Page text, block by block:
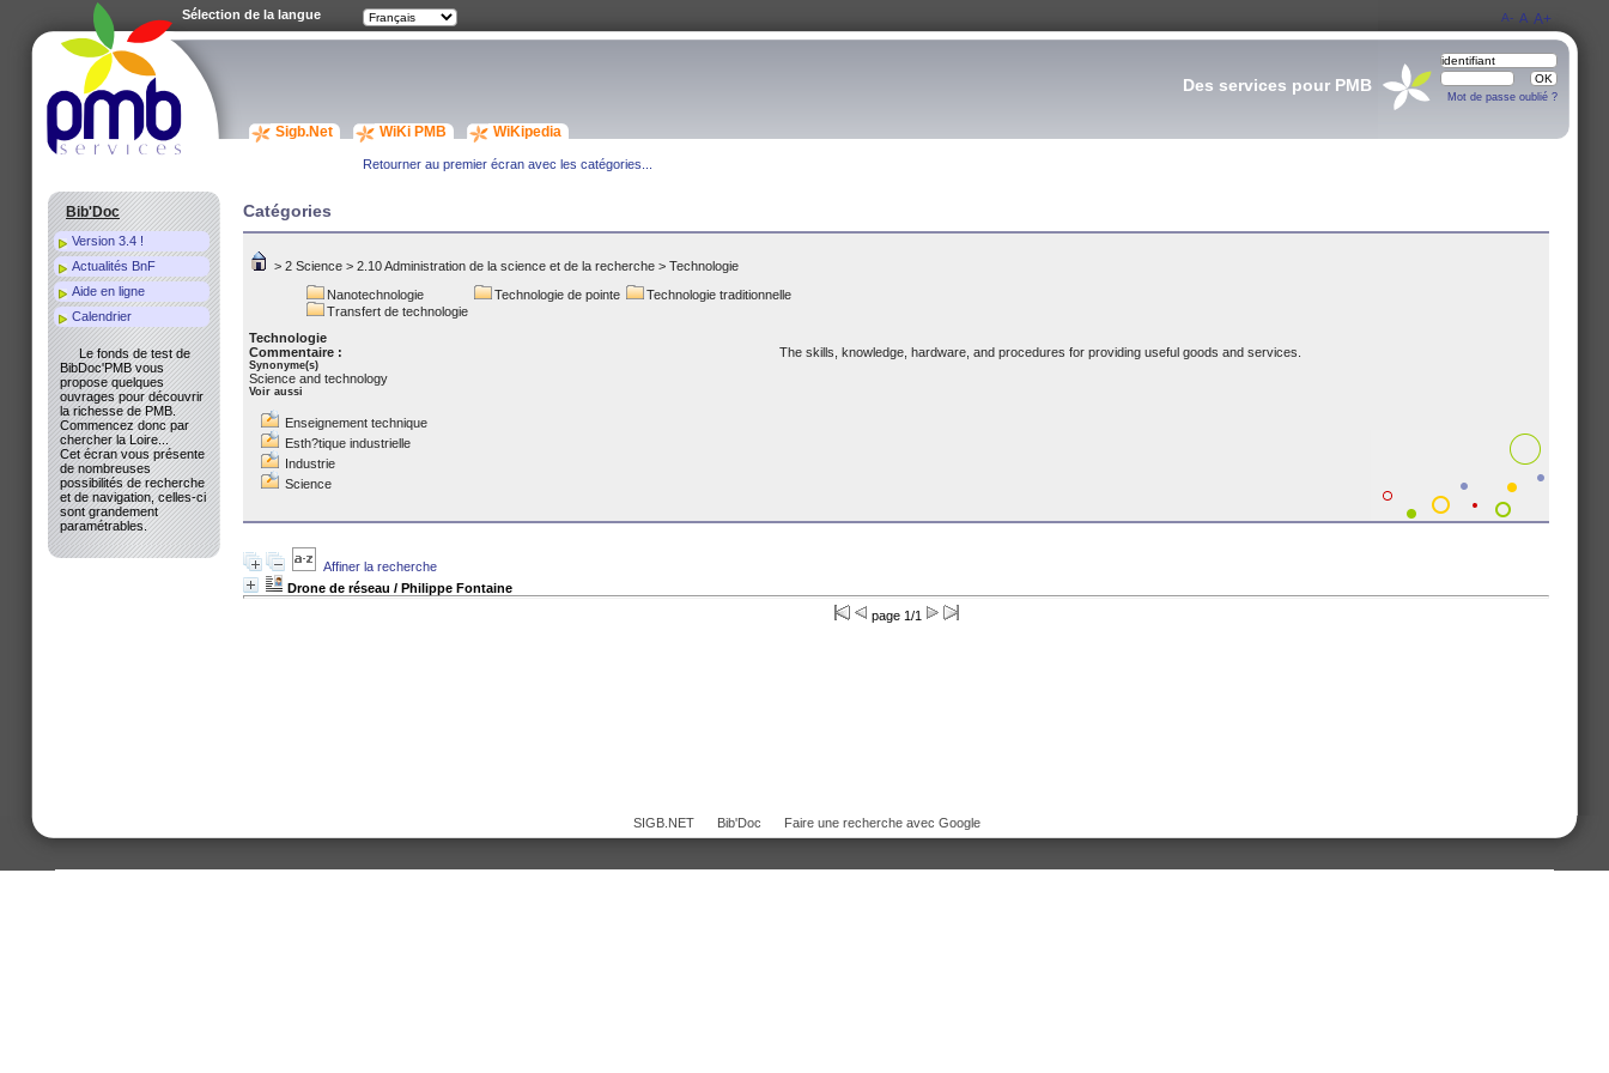
Sigb.Net WiKi PMB WiKipedia
Des services pour PMB
Retourner au premier écran avec les catégories...
Catégories
> 2 Science > 2.10 Administration de la science et de la recherche > Technologie
Nanotechnologie
Technologie de pointe
Technologie traditionnelle
Transfert de technologie
Technologie
Commentaire :
The skills, knowledge, hardware, and procedures for providing useful goods and services.
Synonyme(s)
Science and technology
Voir aussi
Enseignement technique
Esth?tique industrielle
Industrie
Science
Affiner la recherche
Drone de réseau / Philippe Fontaine
page 1/1
SIGB.NET Bib'Doc Faire une recherche avec Google
Bib'Doc
Version 3.4 !
Actualités BnF
Aide en ligne
Calendrier
Le fonds de test de
BibDoc'PMB vous
propose quelques
ouvrages pour découvrir
la richesse de PMB.
Commencez donc par
chercher la Loire...
Cet écran vous présente
de nombreuses
possibilités de recherche
et de navigation, celles-ci
sont grandement
paramétrables.
A- A A+
Sélection de la langue
Mot de passe oublié ?